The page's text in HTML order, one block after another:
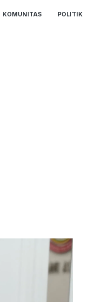
KOMUNITAS POLITIK